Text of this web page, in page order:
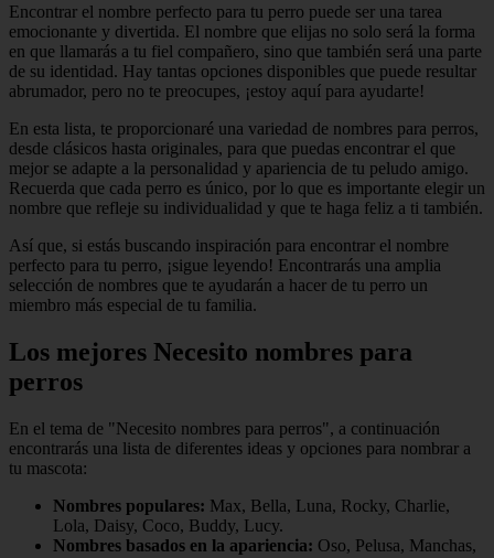
Encontrar el nombre perfecto para tu perro puede ser una tarea
emocionante y divertida. El nombre que elijas no solo será la forma
en que llamarás a tu fiel compañero, sino que también será una parte
de su identidad. Hay tantas opciones disponibles que puede resultar
abrumador, pero no te preocupes, ¡estoy aquí para ayudarte!
En esta lista, te proporcionaré una variedad de nombres para perros,
desde clásicos hasta originales, para que puedas encontrar el que
mejor se adapte a la personalidad y apariencia de tu peludo amigo.
Recuerda que cada perro es único, por lo que es importante elegir un
nombre que refleje su individualidad y que te haga feliz a ti también.
Así que, si estás buscando inspiración para encontrar el nombre
perfecto para tu perro, ¡sigue leyendo! Encontrarás una amplia
selección de nombres que te ayudarán a hacer de tu perro un
miembro más especial de tu familia.
Los mejores Necesito nombres para
perros
En el tema de "Necesito nombres para perros", a continuación
encontrarás una lista de diferentes ideas y opciones para nombrar a
tu mascota:
Nombres populares: Max, Bella, Luna, Rocky, Charlie,
Lola, Daisy, Coco, Buddy, Lucy.
Nombres basados en la apariencia: Oso, Pelusa, Manchas,